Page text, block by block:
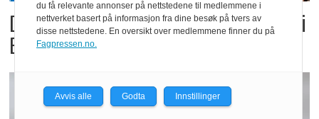
Dette er landets beste Post i
Butikk
du få relevante annonser på nettstedene til medlemmene i
nettverket basert på informasjon fra dine besøk på tvers av
disse nettstedene. En oversikt over medlemmene finner du på
Fagpressen.no.
Avvis alle Godta Innstillinger